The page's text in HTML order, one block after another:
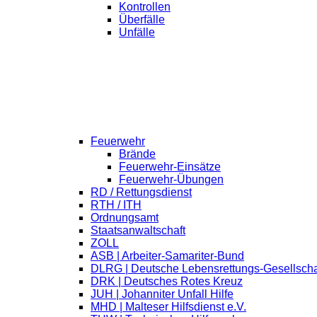
Kontrollen
Überfälle
Unfälle
Feuerwehr
Brände
Feuerwehr-Einsätze
Feuerwehr-Übungen
RD / Rettungsdienst
RTH / ITH
Ordnungsamt
Staatsanwaltschaft
ZOLL
ASB | Arbeiter-Samariter-Bund
DLRG | Deutsche Lebensrettungs-
DRK | Deutsches Rotes Kreuz
JUH | Johanniter Unfall Hilfe
MHD | Malteser Hilfsdienst e.V.